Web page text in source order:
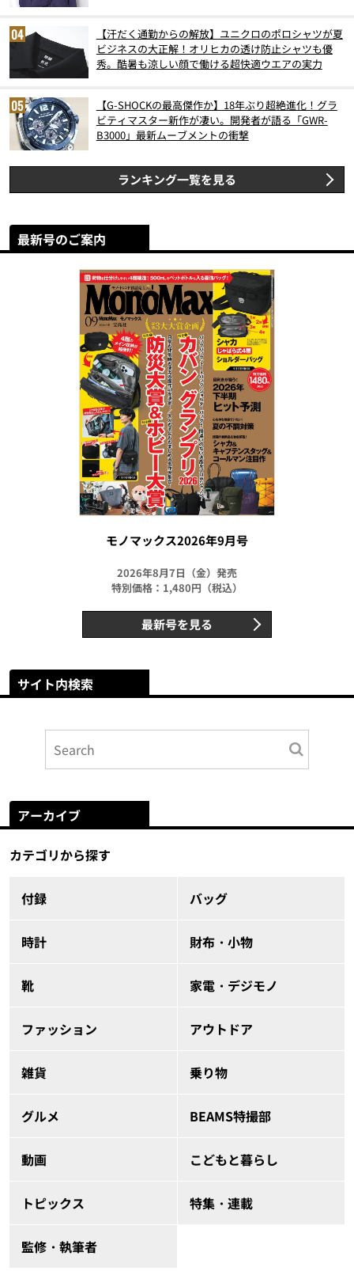
【汗だく通勤からの解放】ユニクロのポロシャツが夏
ビジネスの大正解！オリヒカの透け防止シャツも優
秀。酷暑も涼しい顔で働ける超快適ウエアの実力
【G-SHOCKの最高傑作か】18年ぶり超絶進化！グラ
ビティマスター新作が凄い。開発者が語る「GWR-
B3000」最新ムーブメントの衝撃
ランキング一覧を見る
最新号のご案内
モノマックス2026年9月号
2026年8月7日（金）発売
特別価格：1,480円（税込）
最新号を見る
サイト内検索
アーカイブ
カテゴリから探す
付録 バッグ
時計 財布・小物
靴 家電・デジモノ
ファッション アウトドア
雑貨 乗り物
グルメ BEAMS特撮部
動画 こどもと暮らし
トピックス 特集・連載
監修・執筆者